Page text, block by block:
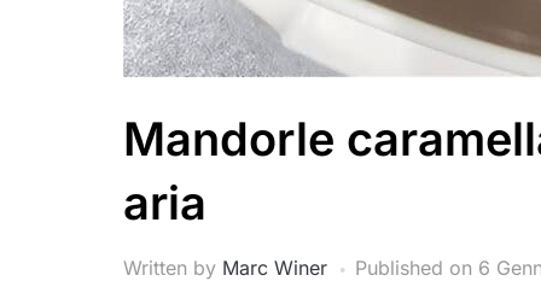
Mandorle
aria
Written by Marc Winer Published on 6